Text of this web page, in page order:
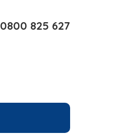
0800 825 627